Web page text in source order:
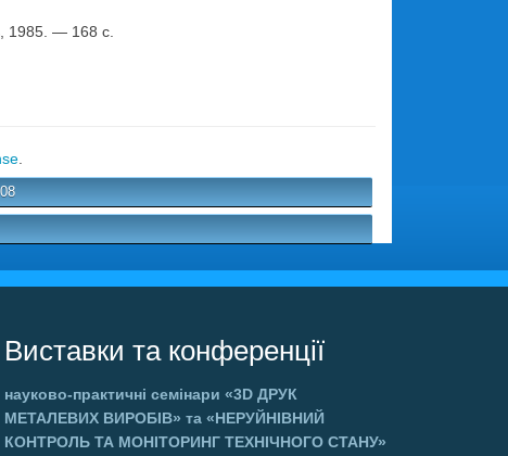
1985. — 168 с.
Виставки та конференції
науково-практичні семінари«3D ДРУК
МЕТАЛЕВИХ ВИРОБІВ» та«НЕРУЙНІВНИЙ
КОНТРОЛЬ ТА МОНІТОРИНГ ТЕХНІЧНОГО СТАНУ»